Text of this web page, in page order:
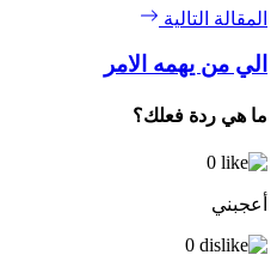
المقالة التالية
الي من يهمه الامر
ما هي ردة فعلك؟
0
أعجبني
0